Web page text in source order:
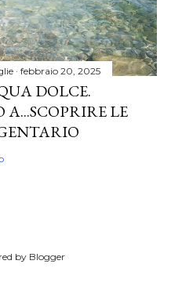
febbraio 20, 2025
DOLCE.
LE
by Blogger